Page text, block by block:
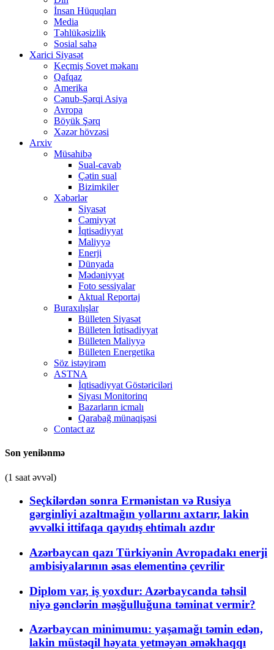
İnsan Hüquqları
Media
Təhlükəsizlik
Sosial sahə
Xarici Siyasət
Keçmiş Sovet məkanı
Qafqaz
Amerika
Cənub-Şərqi Asiya
Avropa
Böyük Şərq
Xəzər hövzəsi
Arxiv
Müsahibə
Sual-cavab
Çətin sual
Bizimkiler
Xəbərlər
Siyasət
Cəmiyyət
İqtisadiyyat
Maliyyə
Enerji
Dünyada
Mədəniyyət
Foto sessiyalar
Aktual Reportaj
Buraxılışlar
Bülleten Siyasət
Bülleten İqtisadiyyat
Bülleten Maliyyə
Bülleten Energetika
Söz istəyirəm
ASTNA
İqtisadiyyat Göstəriciləri
Siyası Monitorinq
Bazarların icmalı
Qarabağ münaqişəsi
Contact az
Son yenilənmə
(1 saat əvvəl)
Seçkilərdən sonra Ermənistan və Rusiya
gərginliyi azaltmağın yollarını axtarır, lakin
əvvəlki ittifaqa qayıdış ehtimalı azdır
Azərbaycan qazı Türkiyənin Avropadakı enerji
ambisiyalarının əsas elementinə çevrilir
Diplom var, iş yoxdur: Azərbaycanda təhsil
niyə gənclərin məşğulluğuna təminat vermir?
Azərbaycan minimumu: yaşamağı təmin edən,
lakin müstəqil həyata yetməyən əməkhaqqı